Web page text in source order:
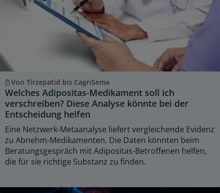
Von Tirzepatid bis CagriSema
Welches Adipositas-Medikament soll ich
verschreiben? Diese Analyse könnte bei der
Entscheidung helfen
Eine Netzwerk-Metaanalyse liefert vergleichende Evidenz
zu Abnehm-Medikamenten. Die Daten könnten beim
Beratungsgespräch mit Adipositas-Betroffenen helfen,
die für sie richtige Substanz zu finden.